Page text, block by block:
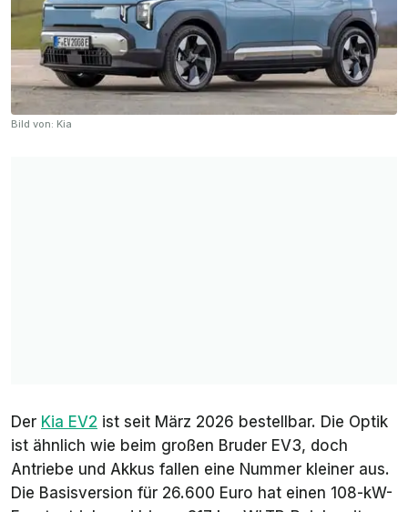
Bild von: Kia
Der Kia EV2 ist seit März 2026 bestellbar. Die Optik
ist ähnlich wie beim großen Bruder EV3, doch
Antriebe und Akkus fallen eine Nummer kleiner aus.
Die Basisversion für 26.600 Euro hat einen 108-kW-